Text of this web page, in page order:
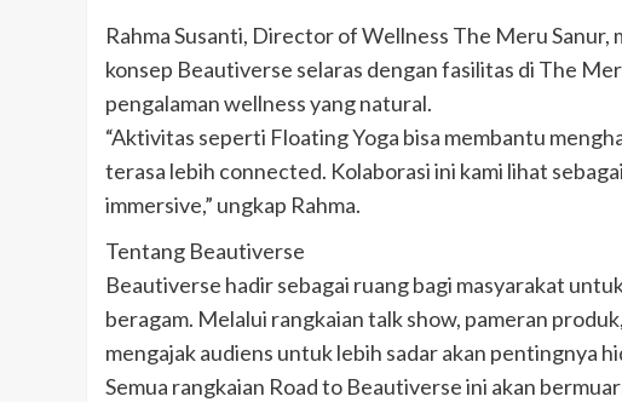
Rahma Susanti, Director of Wellness The Meru
konsep Beautiverse selaras dengan fasilitas di The
pengalaman wellness yang natural.
“Aktivitas seperti Floating Yoga bisa membantu
terasa lebih connected. Kolaborasi ini kami lihat
immersive,” ungkap Rahma.
Tentang Beautiverse
Beautiverse hadir sebagai ruang bagi masyarakat
beragam. Melalui rangkaian talk show, pameran
mengajak audiens untuk lebih sadar akan pentingnya
Semua rangkaian Road to Beautiverse ini akan